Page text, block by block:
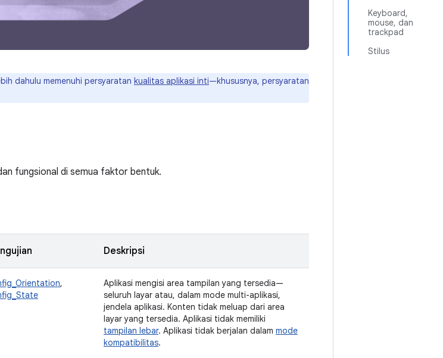
Keyboard,
mouse, dan
trackpad
Stilus
dahulu memenuhi persyaratan kualitas aplikasi inti—khususnya, persyaratan
fungsional di semua faktor bentuk.
Deskripsi
,
Aplikasi mengisi area tampilan yang tersedia—
seluruh layar atau, dalam mode multi-aplikasi,
jendela aplikasi. Konten tidak meluap dari area
layar yang tersedia. Aplikasi tidak memiliki
tampilan lebar. Aplikasi tidak berjalan dalam mode
kompatibilitas.